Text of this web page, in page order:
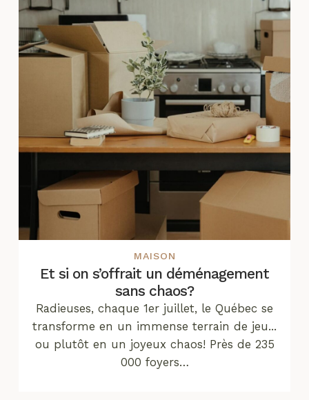
MAISON
Et si on s’offrait un déménagement
sans chaos?
Radieuses, chaque 1er juillet, le Québec se
transforme en un immense terrain de jeu...
ou plutôt en un joyeux chaos! Près de 235
000 foyers…